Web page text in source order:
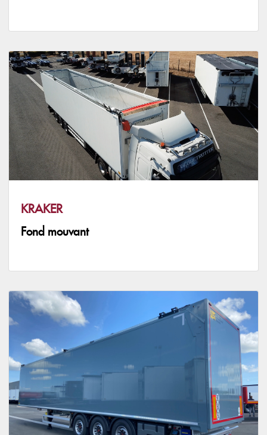
KRAKER
Fond mouvant